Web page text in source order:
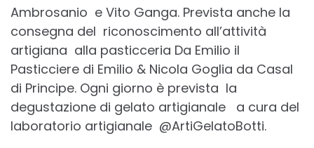
Ambrosanio e Vito Ganga. Prevista anche la
consegna del riconoscimento all’attività
artigiana alla pasticceria Da Emilio il
Pasticciere di Emilio & Nicola Goglia da Casal
di Principe. Ogni giorno è prevista la
degustazione di gelato artigianale a cura del
laboratorio artigianale @ArtiGelatoBotti.